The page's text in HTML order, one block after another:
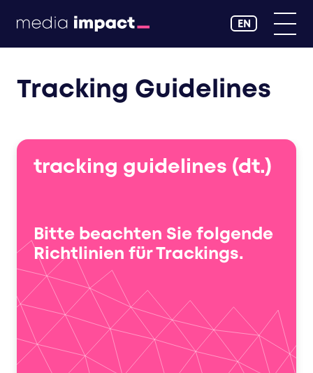
EN
Tracking Guidelines
tracking guidelines (dt.)
Bitte beachten Sie folgende
Richtlinien für Trackings.